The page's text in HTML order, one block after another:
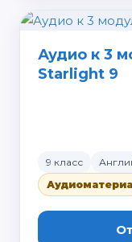
Аудио к 3
Starlight 9
9 класс